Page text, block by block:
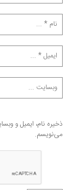
ذخیره نام، ایمیل و
می‌نویسم.